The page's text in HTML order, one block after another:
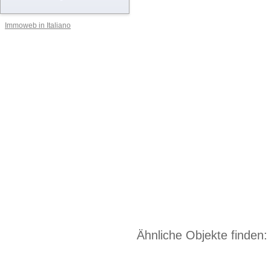
Immoweb in Italiano
Ähnliche Objekte finden: